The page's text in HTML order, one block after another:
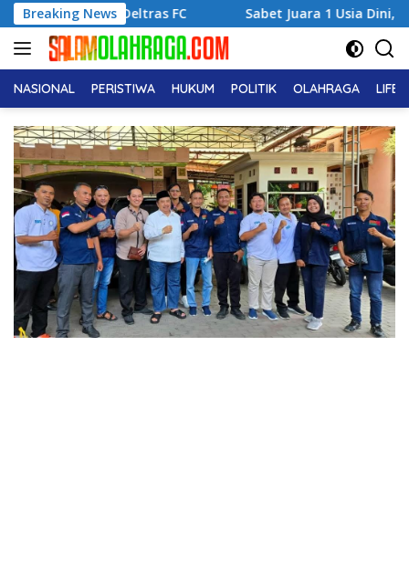
Langsung
ke
konten
Breaking News
FC Sabet Juara 1 Usia Dini, Adena Zahra
NASIONAL PERISTIWA HUKUM POLITIK OLAHRAGA